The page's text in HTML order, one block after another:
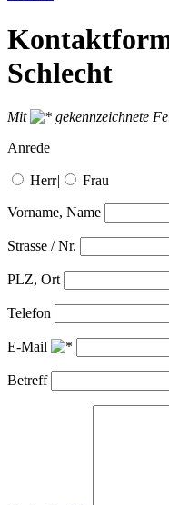
Schlecht
Mit
gekennzeichnete
Anrede
Herr| Frau
Vorname, Name
Strasse / Nr.
PLZ, Ort
Telefon
E-Mail
Betreff